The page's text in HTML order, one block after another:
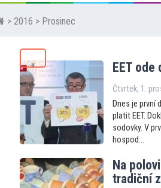
> 2016 > Prosinec
EET ode
Čtvrtek, 1.
Dnes je první
platit EET.
sodovky. V
hospod...
Na
tradiční
«